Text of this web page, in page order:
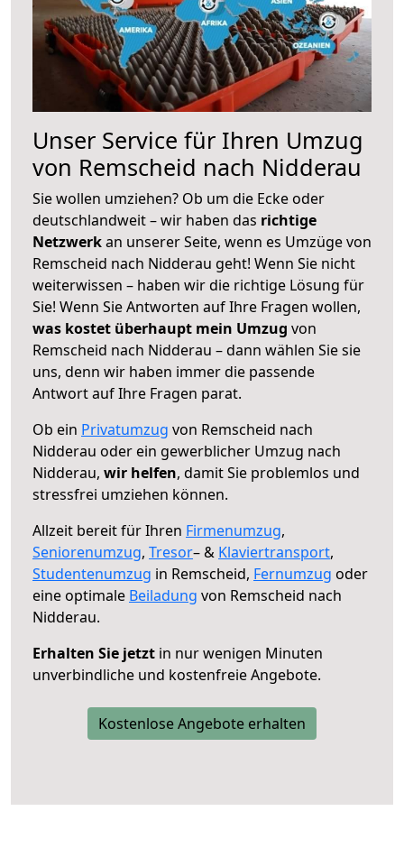
Unser Service für Ihren Umzug
von Remscheid nach Nidderau
Sie wollen umziehen? Ob um die Ecke oder
deutschlandweit – wir haben das richtige
Netzwerkan unserer Seite, wenn es Umzüge von
Remscheid nach Nidderau geht! Wenn Sie nicht
weiterwissen – haben wir die richtige Lösung für
Sie! Wenn Sie Antworten auf Ihre Fragen wollen,
was kostet überhaupt mein Umzug von
Remscheid nach Nidderau – dann wählen Sie sie
uns, denn wir haben immer die passende
Antwort auf Ihre Fragen parat.
Ob ein Privatumzug von Remscheid nach
Nidderau oder ein gewerblicher Umzug nach
Nidderau, wir helfen, damit Sie problemlos und
stressfrei umziehen können.
Allzeit bereit für Ihren Firmenumzug,
Seniorenumzug, Tresor– & Klaviertransport,
Studentenumzug in Remscheid, Fernumzug oder
eine optimale Beiladung von Remscheid nach
Nidderau.
Erhalten Sie jetzt in nur wenigen Minuten
unverbindliche und kostenfreie Angebote.
Kostenlose Angebote erhalten